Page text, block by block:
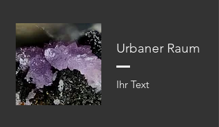
Urbaner Raum
Ihr Text​​